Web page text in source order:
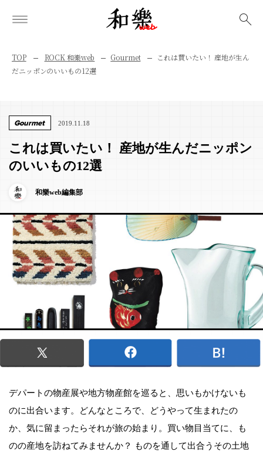
TOP ROCK 和樂web Gourmet
これは買いたい！ 産地が生ん
だニッポンのいいもの12選
Gourmet 2019.11.18
これは買いたい！ 産地が生んだニッポン
のいいもの12選
和樂web編集部
デパートの物産展や地方物産館を巡ると、思いもかけないも
のに出合います。どんなところで、どうやって生まれたの
か、気に留まったらそれが旅の始まり。買い物目当てに、も
のの産地を訪ねてみませんか？ ものを通して出合うその土地